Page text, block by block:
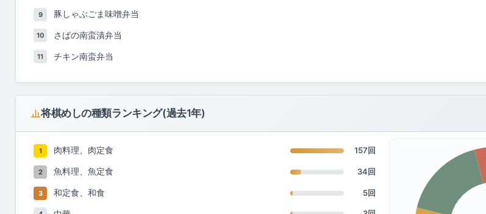
9 豚しゃぶごま味噌弁当
10 さばの南蛮漬弁当
11 チキン南蛮弁当
将棋めしの種類ランキング(過去1年)
1 肉料理、肉定食 157回
2 魚料理、魚定食 34回
3 和定食、和食 5回